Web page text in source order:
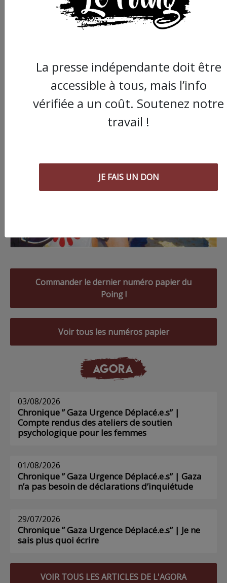
Commander le dernier numéro papier du
Poing !
Voir tous les numéros papier
AGORA
03/08/2026
Chronique ” Gaza Urgence Déplacé.e.s” |
Compte rendus des ateliers de soutien
psychologique pour les femmes
01/08/2026
Chronique ” Gaza Urgence Déplacé.e.s” | Gaza
n’a pas besoin de déclarations d’inquiétude
29/07/2026
Chronique ” Gaza Urgence Déplacé.e.s” | Je ne
sais plus quoi écrire
VOIR TOUS LES ARTICLES DE L'AGORA
La presse indépendante doit être
accessible à tous, mais l’info
vérifiée a un coût. Soutenez notre
travail !
JE FAIS UN DON